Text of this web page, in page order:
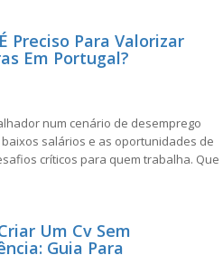
Preciso Para Valorizar
Em Portugal?
num cenário de desemprego
salários e as oportunidades de
críticos para quem trabalha. Que
Um Cv Sem
Guia Para